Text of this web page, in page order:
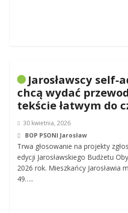
Jarosławscy self-
chcą wydać
tekście łatwym do
30 kwietnia, 2026
BOP PSONI Jarosław
Trwa głosowanie na projekty
edycji Jarosławskiego Budżetu
2026 rok. Mieszkańcy Jarosławia
49…..